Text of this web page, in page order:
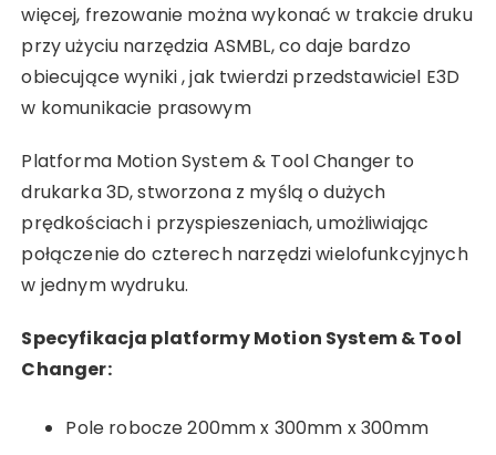
więcej, frezowanie można wykonać w trakcie druku
przy użyciu narzędzia ASMBL, co daje bardzo
obiecujące wyniki , jak twierdzi przedstawiciel E3D
w komunikacie prasowym
Platforma Motion System & Tool Changer to
drukarka 3D, stworzona z myślą o dużych
prędkościach i przyspieszeniach, umożliwiając
połączenie do czterech narzędzi wielofunkcyjnych
w jednym wydruku.
Specyfikacja platformy Motion System & Tool
Changer:
Pole robocze 200mm x 300mm x 300mm